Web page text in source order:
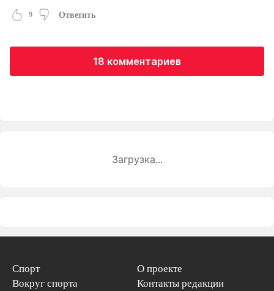
9 Ответить
18 комментариев
Загрузка...
Спорт
Вокруг спорта
О проекте
Контакты редакции